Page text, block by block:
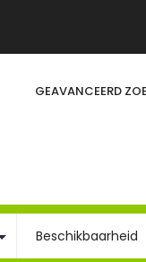
GEAVANCEERD